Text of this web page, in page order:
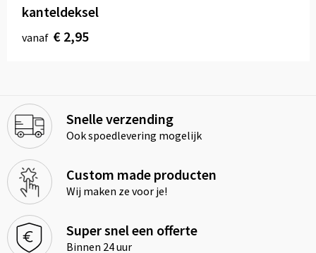
kanteldeksel
vanaf € 2,95
Snelle verzending
Ook spoedlevering mogelijk
Custom made producten
Wij maken ze voor je!
Super snel een offerte
Binnen 24 uur